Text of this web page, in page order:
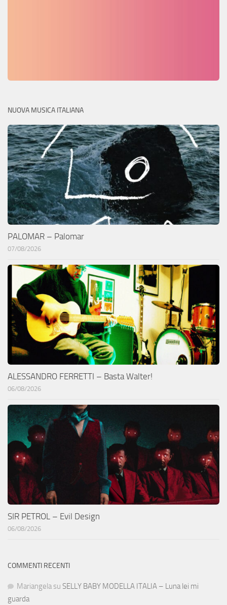
NUOVA MUSICA ITALIANA
PALOMAR – Palomar
07/08/2026
ALESSANDRO FERRETTI – Basta Walter!
06/08/2026
SIR PETROL – Evil Design
06/08/2026
COMMENTI RECENTI
Mariangela su SELLY BABY MODELLA ITALIA – Luna lei mi
guarda